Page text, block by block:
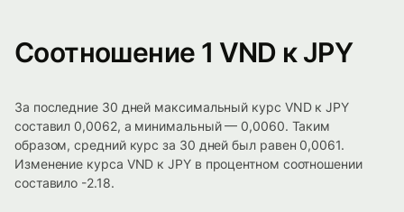
Соотношение 1 VND к JPY
За последние 30 дней максимальный курс VND к JPY
составил 0,0062, а минимальный — 0,0060. Таким
образом, средний курс за 30 дней был равен 0,0061.
Изменение курса VND к JPY в процентном соотношении
составило -2.18.